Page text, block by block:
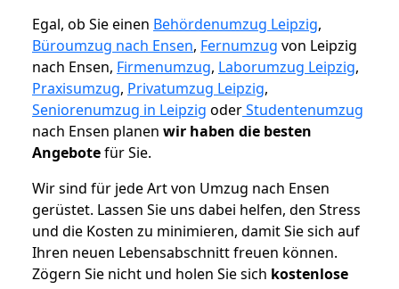
Egal, ob Sie einen Behördenumzug Leipzig,
Büroumzug nach Ensen, Fernumzug von Leipzig
nach Ensen, Firmenumzug, Laborumzug Leipzig,
Praxisumzug, Privatumzug Leipzig,
Seniorenumzug in Leipzig oderStudentenumzug
nach Ensen planen wir haben die besten
Angebotefür Sie.
Wir sind für jede Art von Umzug nach Ensen
gerüstet. Lassen Sie uns dabei helfen, den Stress
und die Kosten zu minimieren, damit Sie sich auf
Ihren neuen Lebensabschnitt freuen können.
Zögern Sie nicht und holen Sie sich kostenlose